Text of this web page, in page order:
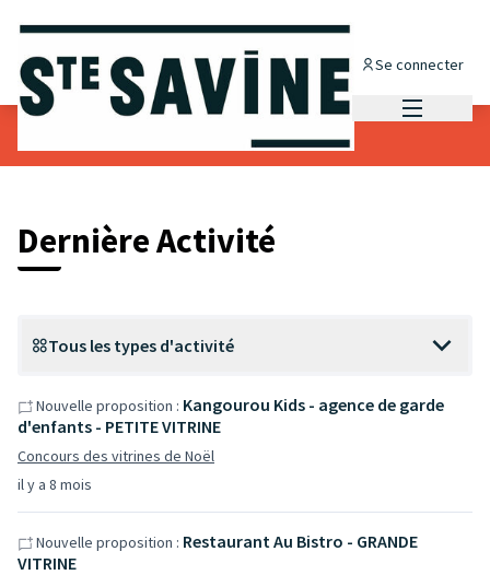
Se connecter
Dernière Activité
Tous les types d'activité
il y a 8 mois
Nouvelle proposition : Kangourou Kids - agence de garde
d'enfants - PETITE VITRINE
Concours des vitrines de Noël
Nouvelle proposition : Restaurant Au Bistro - GRANDE
VITRINE